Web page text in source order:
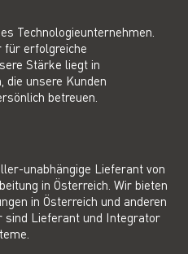
Technologieunternehmen.
für erfolgreiche
Stärke liegt in
die unsere Kunden
betreuen.
unabhängige Lieferant von
in Österreich. Wir bieten
in Österreich und anderen
sind Lieferant und Integrator